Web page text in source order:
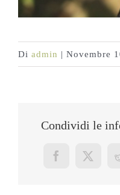
Di admin | Novembre
Condividi le
Facebook
X